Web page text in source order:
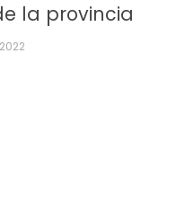
la provincia